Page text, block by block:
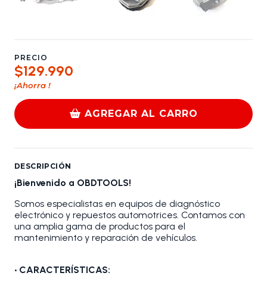
PRECIO
$129.990
¡Ahorra !
AGREGAR AL CARRO
DESCRIPCIÓN
¡Bienvenido a OBDTOOLS!
Somos especialistas en equipos de diagnóstico
electrónico y repuestos automotrices. Contamos con
una amplia gama de productos para el
mantenimiento y reparación de vehículos.
• CARACTERÍSTICAS: